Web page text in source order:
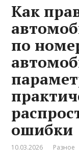
Как
по
ошибки
10.03.2026 Разное